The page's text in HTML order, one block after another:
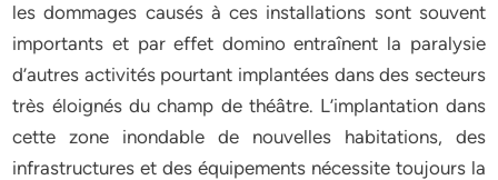
les dommages causés à ces installations sont souvent
importants et par effet domino entraînent la paralysie
d’autres activités pourtant implantées dans des secteurs
très éloignés du champ de théâtre. L’implantation dans
cette zone inondable de nouvelles habitations, des
infrastructures et des équipements nécessite toujours la